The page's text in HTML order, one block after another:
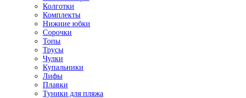
Колготки
Комплекты
Нижние юбки
Сорочки
Топы
Трусы
Чулки
Купальники
Лифы
Плавки
Туники для пляжа